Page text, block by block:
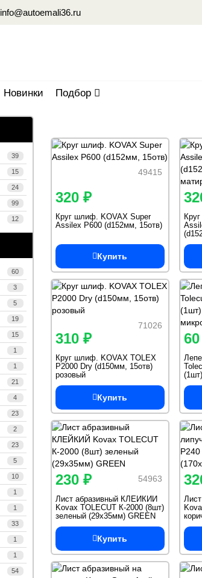
info@autoemali36.ru
Новинки Подбор
39
15
24
99
12
60
3
5
19
15
1
1
21
4
23
2
23
5
10
1
1
33
1
1
54
49415
320 ₽
Круг шлиф. KOVAX Super
Assilex Р600 (d152мм, 15отв)
Купить
71026
310 ₽
Круг шлиф. KOVAX TOLEX
Р2000 Dry (d150мм, 15отв)
розовый
Купить
54963
230 ₽
Лист абразивный КЛЕЙКИЙ
Kovax TOLECUT К-2000 (8шт)
зеленый (29х35мм) GREEN
Купить